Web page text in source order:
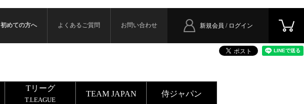
新規会員 / ログイン
初めての方へ よくあるご質問 お問い合わせ
Tリーグ
T.LEAGUE
TEAM JAPAN 侍ジャパン